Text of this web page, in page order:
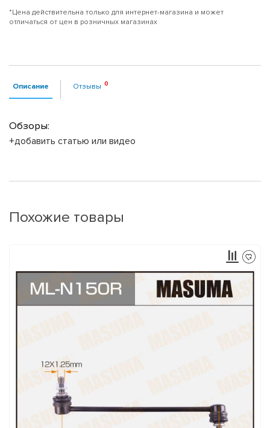
*Цена действительна только для интернет-магазина и может
отличаться от цен в розничных магазинах
Описание Отзывы
Обзоры:
+добавить статью или видео
Похожие товары